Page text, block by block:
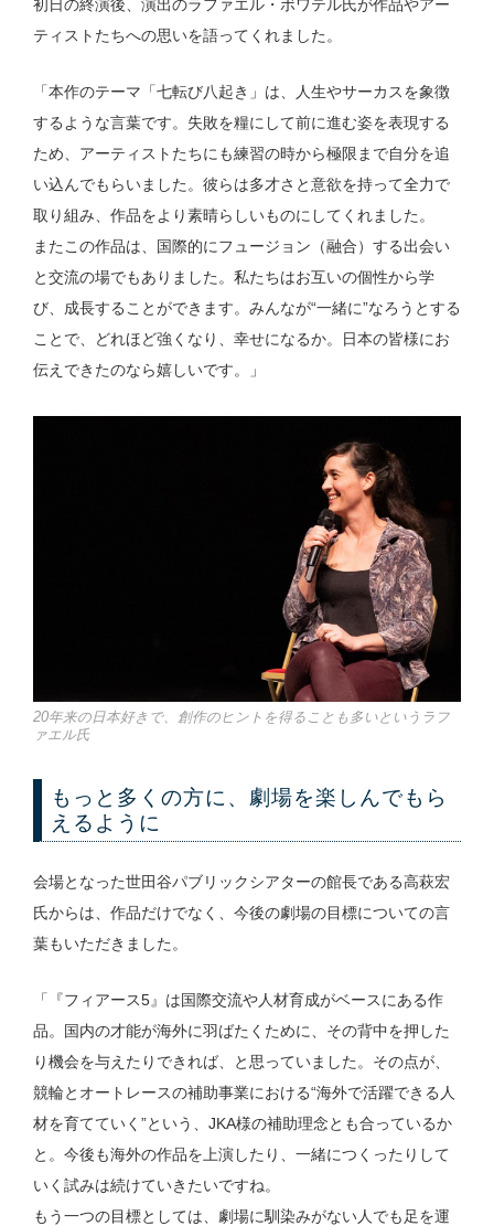
初日の終演後、演出のラファエル・ボワテル氏が作品やアー
ティストたちへの思いを語ってくれました。
「本作のテーマ「七転び八起き」は、人生やサーカスを象徴
するような言葉です。失敗を糧にして前に進む姿を表現する
ため、アーティストたちにも練習の時から極限まで自分を追
い込んでもらいました。彼らは多才さと意欲を持って全力で
取り組み、作品をより素晴らしいものにしてくれました。
またこの作品は、国際的にフュージョン（融合）する出会い
と交流の場でもありました。私たちはお互いの個性から学
び、成長することができます。みんなが“一緒に”なろうとする
ことで、どれほど強くなり、幸せになるか。日本の皆様にお
伝えできたのなら嬉しいです。」
20年来の日本好きで、創作のヒントを得ることも多いというラフ
ァエル氏
もっと多くの方に、劇場を楽しんでもら
えるように
会場となった世田谷パブリックシアターの館長である高萩宏
氏からは、作品だけでなく、今後の劇場の目標についての言
葉もいただきました。
「『フィアース5』は国際交流や人材育成がベースにある作
品。国内の才能が海外に羽ばたくために、その背中を押した
り機会を与えたりできれば、と思っていました。その点が、
競輪とオートレースの補助事業における“海外で活躍できる人
材を育てていく”という、JKA様の補助理念とも合っているか
と。今後も海外の作品を上演したり、一緒につくったりして
いく試みは続けていきたいですね。
もう一つの目標としては、劇場に馴染みがない人でも足を運